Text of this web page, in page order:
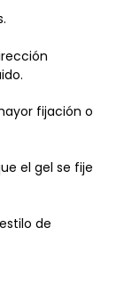
fijación o
el gel se fije
de